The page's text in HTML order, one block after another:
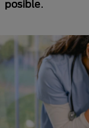
posible